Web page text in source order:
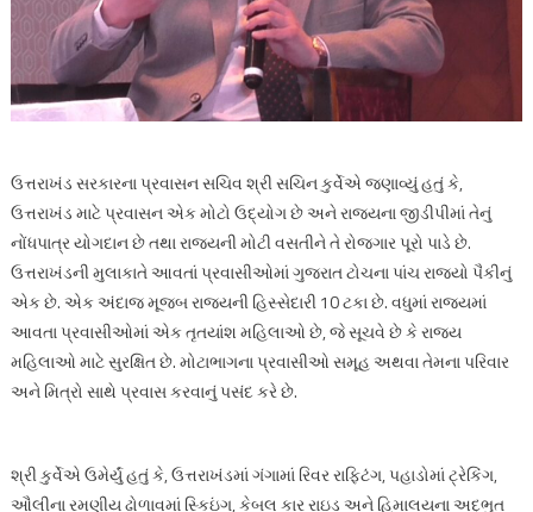
ઉત્તરાખંડ સરકારના પ્રવાસન સચિવ શ્રી સચિન કુર્વેએ જણાવ્યું હતું કે,
ઉત્તરાખંડ માટે પ્રવાસન એક મોટો ઉદ્યોગ છે અને રાજ્યના જીડીપીમાં તેનું
નોંધપાત્ર યોગદાન છે તથા રાજ્યની મોટી વસતીને તે રોજગાર પૂરો પાડે છે.
ઉત્તરાખંડની મુલાકાતે આવતાં પ્રવાસીઓમાં ગુજરાત ટોચના પાંચ રાજ્યો પૈકીનું
એક છે. એક અંદાજ મૂજબ રાજ્યની હિસ્સેદારી 10 ટકા છે. વધુમાં રાજ્યમાં
આવતા પ્રવાસીઓમાં એક તૃતયાંશ મહિલાઓ છે, જે સૂચવે છે કે રાજ્ય
મહિલાઓ માટે સુરક્ષિત છે. મોટાભાગના પ્રવાસીઓ સમૂહ અથવા તેમના પરિવાર
અને મિત્રો સાથે પ્રવાસ કરવાનું પસંદ કરે છે.
શ્રી કુર્વેએ ઉમેર્યું હતું કે, ઉત્તરાખંડમાં ગંગામાં રિવર રાફ્ટિંગ, પહાડોમાં ટ્રેકિંગ,
ઔલીના રમણીય ઢોળાવમાં સ્કિઇંગ, કેબલ કાર રાઇડ અને હિમાલયના અદ્ભુત